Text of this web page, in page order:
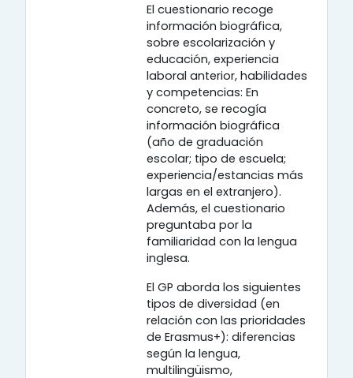
El cuestionario recoge
información biográfica,
sobre escolarización y
educación, experiencia
laboral anterior, habilidades
y competencias: En
concreto, se recogía
información biográfica
(año de graduación
escolar; tipo de escuela;
experiencia/estancias más
largas en el extranjero).
Además, el cuestionario
preguntaba por la
familiaridad con la lengua
inglesa.
El GP aborda los siguientes
tipos de diversidad (en
relación con las prioridades
de Erasmus+): diferencias
según la lengua,
multilingüismo,